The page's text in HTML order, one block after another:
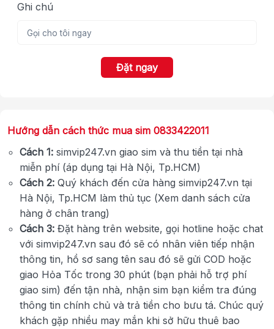
Ghi chú
Đặt ngay
Hướng dẫn cách thức mua sim 0833422011
Cách 1: simvip247.vn giao sim và thu tiền tại nhà
miễn phí (áp dụng tại Hà Nội, Tp.HCM)
Cách 2: Quý khách đến cửa hàng simvip247.vn tại
Hà Nội, Tp.HCM làm thủ tục (Xem danh sách cửa
hàng ở chân trang)
Cách 3: Đặt hàng trên website, gọi hotline hoặc chat
với simvip247.vn sau đó sẽ có nhân viên tiếp nhận
thông tin, hồ sơ sang tên sau đó sẽ gửi COD hoặc
giao Hỏa Tốc trong 30 phút (bạn phải hỗ trợ phí
giao sim) đến tận nhà, nhận sim bạn kiểm tra đúng
thông tin chính chủ và trả tiền cho bưu tá. Chúc quý
khách gặp nhiều may mắn khi sở hữu thuê bao